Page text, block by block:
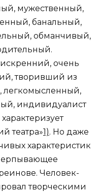
мужественный,
банальный,
обманчивый,
очень
творивший из
легкомысленный,
индивидуалист
театра»1). Но даже
характеристик
Человек-
творческими